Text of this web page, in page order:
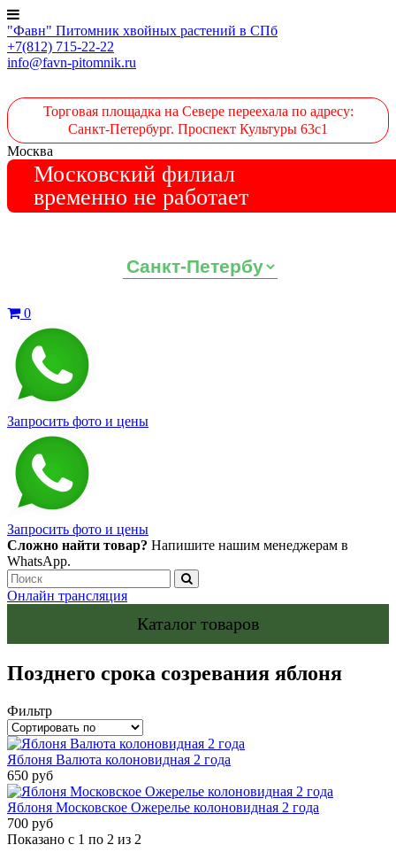
"Фавн" Питомник хвойных растений в СПб
+7(812) 715-22-22
info@favn-pitomnik.ru
Торговая площадка на Севере переехала по адресу:
Санкт-Петербург. Проспект Культуры 63с1
Москва
Московский филиал
временно не работает
0
Запросить фото и цены
Запросить фото и цены
Сложно найти товар? Напишите нашим менеджерам в
WhatsApp.
Онлайн трансляция
Каталог товаров
Позднего срока созревания яблоня
Фильтр
Яблоня Валюта колоновидная 2 года
650 руб
Яблоня Московское Ожерелье колоновидная 2 года
700 руб
Показано с 1 по 2 из 2